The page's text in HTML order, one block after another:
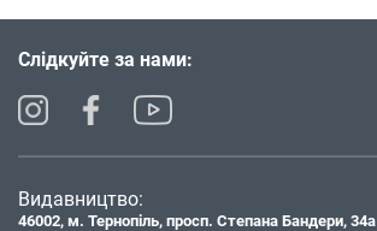
Слідкуйте за нами:
Видавництво:
46002, м. Тернопіль, просп. Степана Бандери, 34а